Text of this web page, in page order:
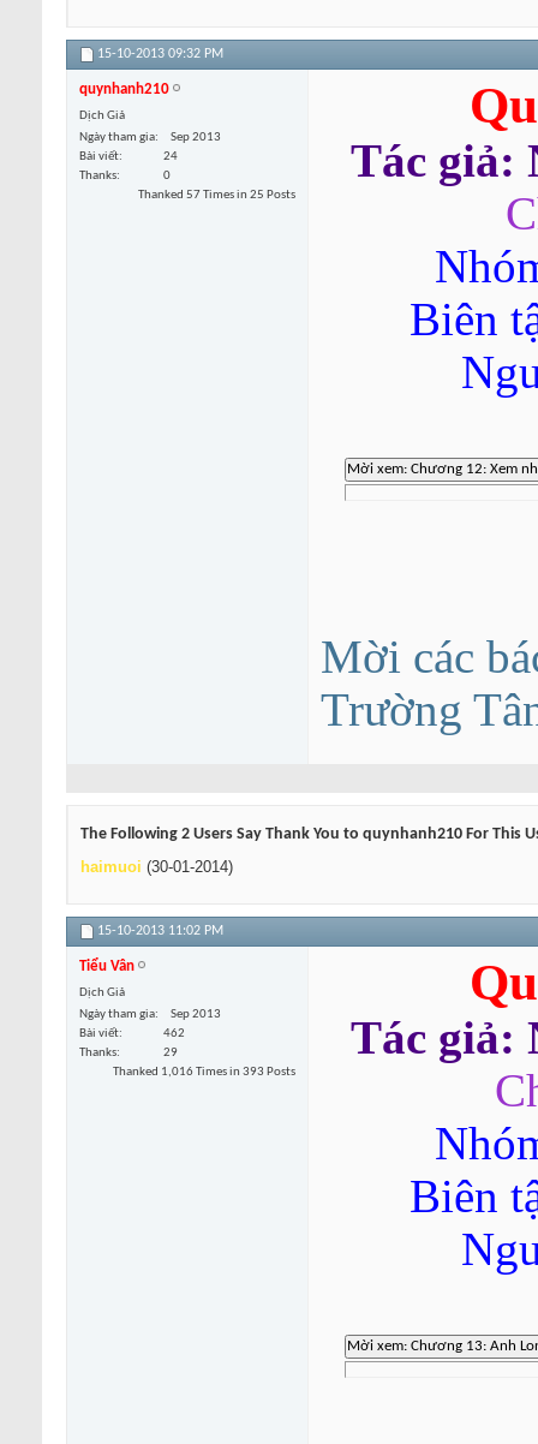
15-10-2013 09:32 PM
quynhanh210
Dịch Giả
Ngày tham gia
Sep 2013
Bài viết
24
Thanks
0
Thanked 57 Times in 25 Posts
Tác giả:
Biên
Mời các
Trường
The Following 2 Users Say Thank You to quynhanh210 For This
haimuoi (30-01-2014)
15-10-2013 11:02 PM
Tiểu Vân
Dịch Giả
Ngày tham gia
Sep 2013
Bài viết
462
Thanks
29
Thanked 1,016 Times in 393 Posts
Tác giả:
Biên